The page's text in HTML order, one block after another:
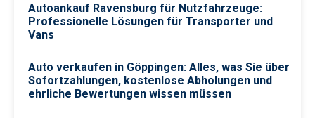
Autoankauf Ravensburg für Nutzfahrzeuge:
Professionelle Lösungen für Transporter und
Vans
Auto verkaufen in Göppingen: Alles, was Sie über
Sofortzahlungen, kostenlose Abholungen und
ehrliche Bewertungen wissen müssen